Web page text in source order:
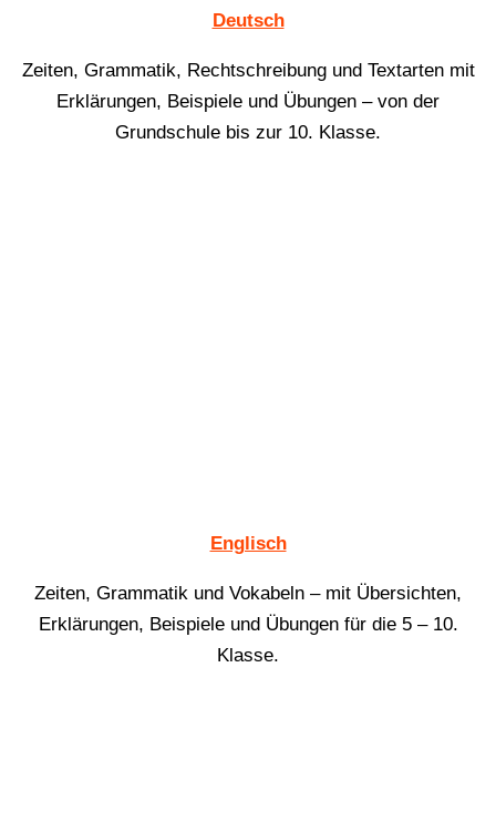
Deutsch
Zeiten, Grammatik, Rechtschreibung und Textarten mit
Erklärungen, Beispiele und Übungen – von der
Grundschule bis zur 10. Klasse.
Englisch
Zeiten, Grammatik und Vokabeln – mit Übersichten,
Erklärungen, Beispiele und Übungen für die 5 – 10.
Klasse.